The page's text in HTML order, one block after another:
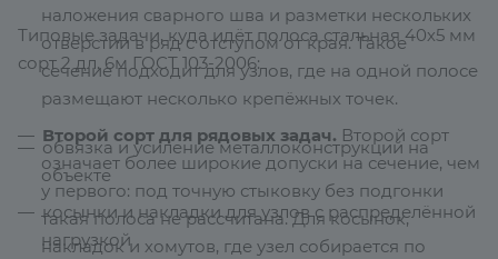
наложения сварного шва и разметки нескольких
отверстий в ряд с отступом от края. Такое
сечение подходит для узлов, где на одной полосе
размещают несколько крепёжных точек.
Второй сорт для рядовых задач. Второй сорт
означает более широкие допуски на сечение, чем
у первого: под точную стыковку без подгонки
такая полоса не рассчитана. Для косынок,
накладок и хомутов, где узел собирается по
Типовые задачи, куда идёт полоса стальная 40х5 мм
сорт 2 дл. 6м ГОСТ 103-2006:
обвязка и усиление металлоконструкций на
объекте
косынки и накладки для узлов с распределённой
нагрузкой